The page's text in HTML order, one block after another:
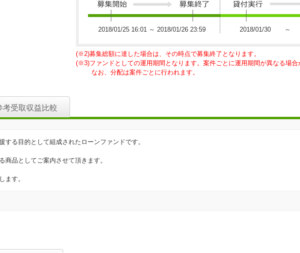
2018/01/25 16:01 ～ 2018/01/26 23:59 2018/01/30 ～
(※2)募集総額に達した場合は、その時点で募集終了となります。
(※3)ファンドとしての運用期間となります。案件ごとに運用期間が異なる場合
なお、分配は案件ごとに行われます。
考受取収益比較
する目的として組成されたローンファンドです。
商品としてご案内させて頂きます。
ます。